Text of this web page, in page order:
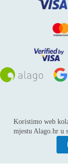
Koristimo web
mjestu Alago.hr u
Sva
ALAGO d.o.o.
Adresa: Horvati
6539 392 / E-
Subjekt je